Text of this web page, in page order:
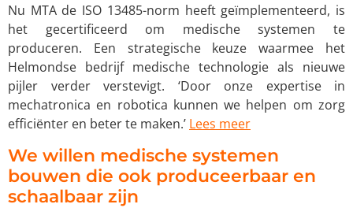
Nu MTA de ISO 13485-norm heeft geïmplementeerd, is
het gecertificeerd om medische systemen te
produceren. Een strategische keuze waarmee het
Helmondse bedrijf medische technologie als nieuwe
pijler verder verstevigt. ‘Door onze expertise in
mechatronica en robotica kunnen we helpen om zorg
efficiënter en beter te maken.’ Lees meer
We willen medische systemen
bouwen die ook produceerbaar en
schaalbaar zijn